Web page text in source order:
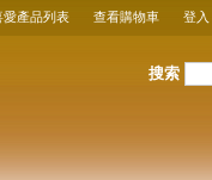
愛產品列表 查看購物車 登入
搜索